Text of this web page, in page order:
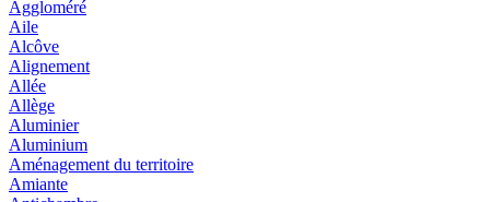
Aggloméré
Aile
Alcôve
Alignement
Allée
Allège
Aluminier
Aluminium
Aménagement du territoire
Amiante